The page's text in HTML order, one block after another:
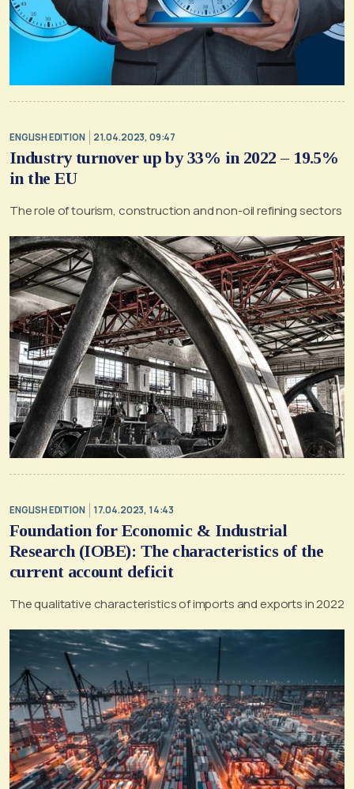
ENGLISH EDITION 21.04.2023, 09:47
Industry turnover up by 33% in 2022 – 19.5%
in the EU
The role of tourism, construction and non-oil refining sectors
ENGLISH EDITION 17.04.2023, 14:43
Foundation for Economic & Industrial
Research (IOBE): The characteristics of the
current account deficit
The qualitative characteristics of imports and exports in 2022